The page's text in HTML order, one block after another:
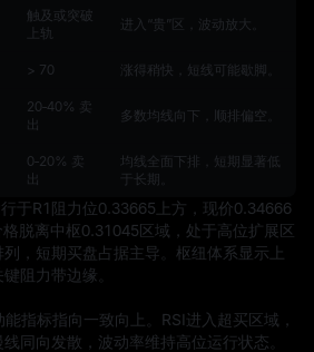
触及或突破
上轨
进入“贵”区，波动放大。
> 70 涨得稍快，短线可能歇脚。
20‑40% 卖
出
多数均线向下，顺排偏空。
0‑20% 卖
出
均线全面下排，短期显著低
于长期。
于R1阻力位0.33665上方，现价0.34666
脱离中枢0.31045区域，处于高位扩展区
，短期买盘占据主导。枢纽体系显示上
阻力带边缘。
指标指向一致向上。RSI进入超买区域，
同向发散，波动率维持高位运行状态。